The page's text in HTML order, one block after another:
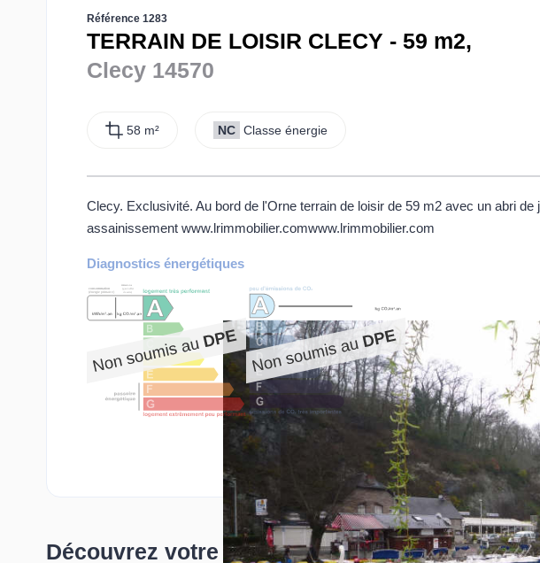
Référence 1283
TERRAIN DE LOISIR CLECY - 59 m2,
Clecy 14570
58 m² NC Classe énergie
Clecy. Exclusivité. Au bord de l'Orne terrain de loisir de 59 m2 avec un abri
assainissement www.lrimmobilier.comwww.lrimmobilier.com
Diagnostics énergétiques
Découvrez votre futur quartier